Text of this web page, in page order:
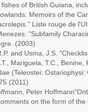
of British Guiana,
Memoirs of the
Liste rouge de
"Subfamily
(2003)
and Usma, J.S.
Mariguela, T.C.,
(Teleostei:
(2011)
Peter
on the form of